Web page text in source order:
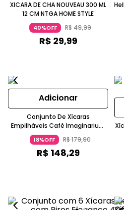
XICARA DE CHA NOUVEAU 300 ML
12 CM NTGA HOME STYLE
40%OFF R$49,99
R$ 29,99
Adicionar
Conjunto De Xícaras
Empilháveis Café Imaginarium
Porcelana Chumbo
18%OFF R$179,90
R$ 148,29